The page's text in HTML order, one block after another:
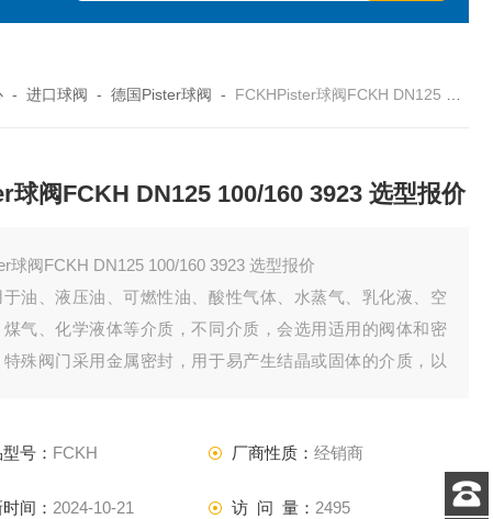
-进口球阀 -德国Pister球阀 - FCKHPister球阀FCKH DN125 100/160 3923 选型报价
球阀FCKH DN125 100/160 3923 选型报价
球阀FCKH DN125 100/160 3923 选型报价
于油、液压油、可燃性油、酸性气体、水蒸气、乳化液、空
煤气、化学液体等介质，不同介质，会选用适用的阀体和密
特殊阀门采用金属密封，用于易产生结晶或固体的介质，以
号： FCKH 厂商性质： 经销商
间： 2024-10-21 访 问 量： 2495